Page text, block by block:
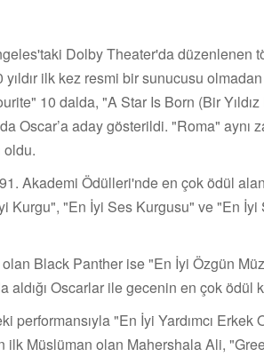
Dolby Theater'da düzenlenen
yıldır ilk kez resmi bir sunucusu
10 dalda, "A Star Is Born (Bir
Oscar’a aday gösterildi. "Roma" aynı
oldu.
Akademi Ödülleri'nde en çok ödül
Kurgu", "En İyi Ses Kurgusu" ve "En İyi
Black Panther ise "En İyi Özgün
aldığı Oscarlar ile gecenin en çok ödül
performansıyla "En İyi Yardımcı
ilk Müslüman olan Mahershala Ali,